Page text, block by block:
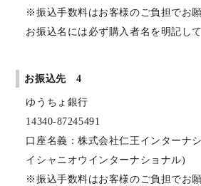
※振込手数料はお客様のご負担でお願
お振込名には必ず購入者名を明記し
お振込先 4
ゆうちょ銀行
14340-87245491
口座名義：株式会社仁王インターナ
イシャニオウインターナショナル)
※振込手数料はお客様のご負担でお願